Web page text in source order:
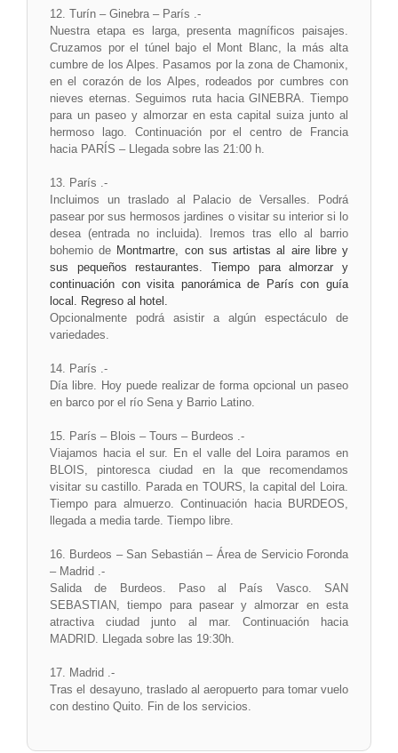
12. Turín – Ginebra – París .-
Nuestra etapa es larga, presenta magníficos paisajes.
Cruzamos por el túnel bajo el Mont Blanc, la más alta
cumbre de los Alpes. Pasamos por la zona de Chamonix,
en el corazón de los Alpes, rodeados por cumbres con
nieves eternas. Seguimos ruta hacia GINEBRA. Tiempo
para un paseo y almorzar en esta capital suiza junto al
hermoso lago. Continuación por el centro de Francia
hacia PARÍS – Llegada sobre las 21:00 h.
13. París .-
Incluimos un traslado al Palacio de Versalles. Podrá
pasear por sus hermosos jardines o visitar su interior si lo
desea (entrada no incluida). Iremos tras ello al barrio
bohemio de Montmartre, con sus artistas al aire libre y
sus pequeños restaurantes. Tiempo para almorzar y
continuación con visita panorámica de París con guía
local. Regreso al hotel.
Opcionalmente podrá asistir a algún espectáculo de
variedades.
14. París .-
Día libre. Hoy puede realizar de forma opcional un paseo
en barco por el río Sena y Barrio Latino.
15. París – Blois – Tours – Burdeos .-
Viajamos hacia el sur. En el valle del Loira paramos en
BLOIS, pintoresca ciudad en la que recomendamos
visitar su castillo. Parada en TOURS, la capital del Loira.
Tiempo para almuerzo. Continuación hacia BURDEOS,
llegada a media tarde. Tiempo libre.
16. Burdeos – San Sebastián – Área de Servicio Foronda
– Madrid .-
Salida de Burdeos. Paso al País Vasco. SAN
SEBASTIAN, tiempo para pasear y almorzar en esta
atractiva ciudad junto al mar. Continuación hacia
MADRID. Llegada sobre las 19:30h.
17. Madrid .-
Tras el desayuno, traslado al aeropuerto para tomar vuelo
con destino Quito. Fin de los servicios.